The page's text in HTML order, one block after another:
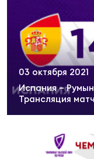
Испания –
Трансляция
03 октября 2021